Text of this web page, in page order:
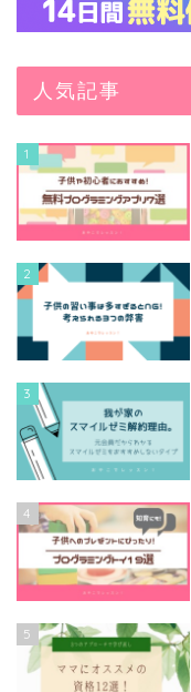
人気記事
1
2
3
4
5